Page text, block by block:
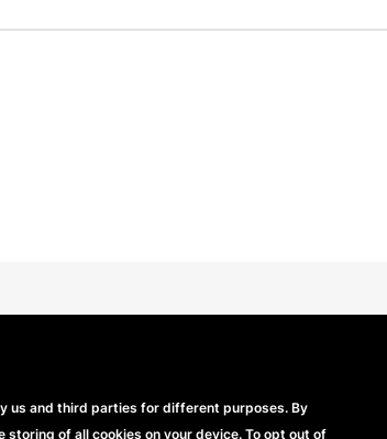
us and third parties for different purposes. By
of all cookies on your device. To opt out of